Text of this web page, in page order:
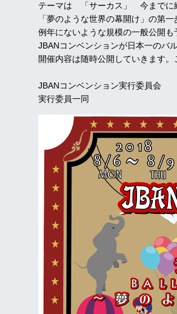
テーマは 「サーカス」 今までに
「夢のような世界の幕開け」の第
例年にないような規模の一般公開
JBANコンベンションが日本一のバ
開催内容は随時公開していきます
JBANコンベンション実行委員会
実行委員一同